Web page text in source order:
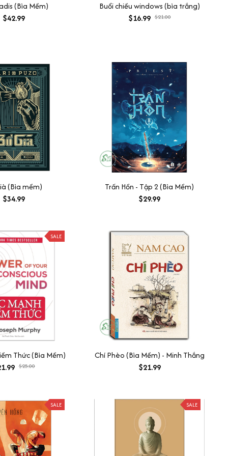
(Bìa Mềm)
$42.99
Buổi chiều windows (bìa trắng)
$16.99 $21.00
(Bìa mềm)
$34.99
Trấn Hồn - Tập 2 (Bìa Mềm)
$29.99
SALE
Thức (Bìa Mềm)
$25.00
Chí Phèo (Bìa Mềm) - Minh Thắng
$21.99
SALE SALE